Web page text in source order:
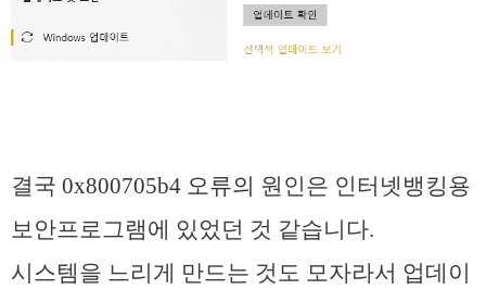
결국 0x800705b4 오류의 원인은 인터넷뱅킹용
보안프로그램에 있었던 것 같습니다.
시스템을 느리게 만드는 것도 모자라서 업데이